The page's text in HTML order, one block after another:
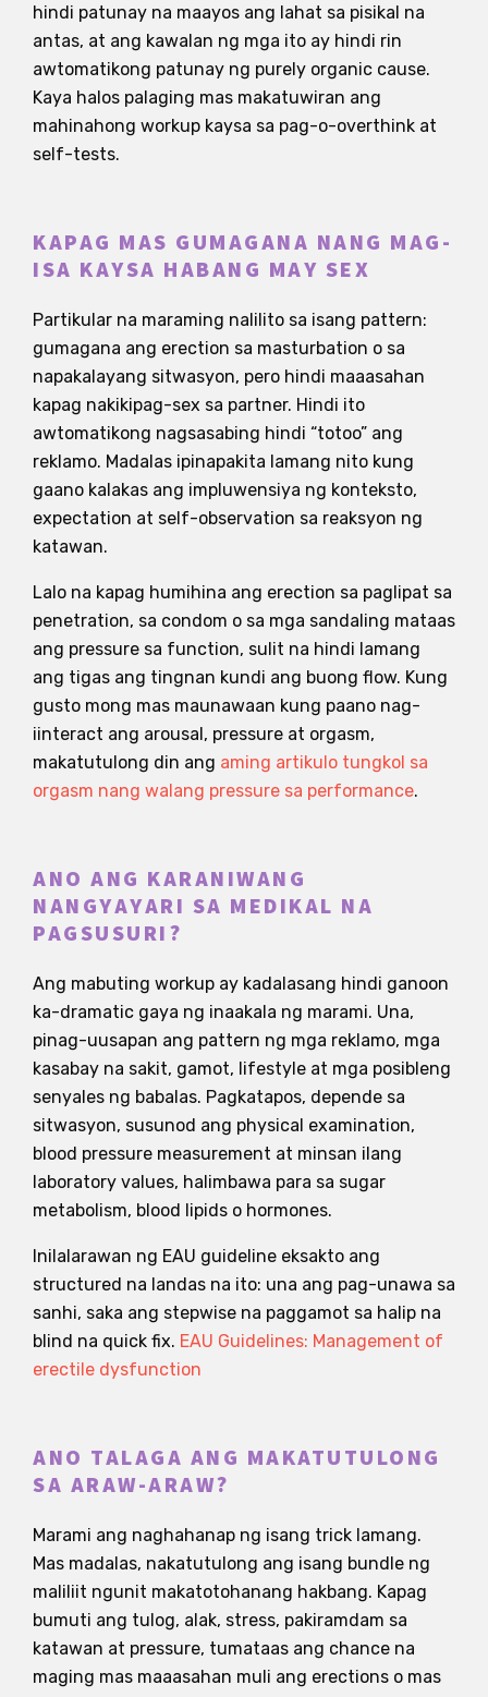
hindi patunay na maayos ang lahat sa pisikal na
antas, at ang kawalan ng mga ito ay hindi rin
awtomatikong patunay ng purely organic cause.
Kaya halos palaging mas makatuwiran ang
mahinahong workup kaysa sa pag-o-overthink at
self-tests.
KAPAG MAS GUMAGANA NANG MAG-
ISA KAYSA HABANG MAY SEX
Partikular na maraming nalilito sa isang pattern:
gumagana ang erection sa masturbation o sa
napakalayang sitwasyon, pero hindi maaasahan
kapag nakikipag-sex sa partner. Hindi ito
awtomatikong nagsasabing hindi “totoo” ang
reklamo. Madalas ipinapakita lamang nito kung
gaano kalakas ang impluwensiya ng konteksto,
expectation at self-observation sa reaksyon ng
katawan.
Lalo na kapag humihina ang erection sa paglipat sa
penetration, sa condom o sa mga sandaling mataas
ang pressure sa function, sulit na hindi lamang
ang tigas ang tingnan kundi ang buong flow. Kung
gusto mong mas maunawaan kung paano nag-
iinteract ang arousal, pressure at orgasm,
makatutulong din ang aming artikulo tungkol sa
orgasm nang walang pressure sa performance.
ANO ANG KARANIWANG
NANGYAYARI SA MEDIKAL NA
PAGSUSURI?
Ang mabuting workup ay kadalasang hindi ganoon
ka-dramatic gaya ng inaakala ng marami. Una,
pinag-uusapan ang pattern ng mga reklamo, mga
kasabay na sakit, gamot, lifestyle at mga posibleng
senyales ng babalas. Pagkatapos, depende sa
sitwasyon, susunod ang physical examination,
blood pressure measurement at minsan ilang
laboratory values, halimbawa para sa sugar
metabolism, blood lipids o hormones.
Inilalarawan ng EAU guideline eksakto ang
structured na landas na ito: una ang pag-unawa sa
sanhi, saka ang stepwise na paggamot sa halip na
blind na quick fix. EAU Guidelines: Management of
erectile dysfunction
ANO TALAGA ANG MAKATUTULONG
SA ARAW-ARAW?
Marami ang naghahanap ng isang trick lamang.
Mas madalas, nakatutulong ang isang bundle ng
maliliit ngunit makatotohanang hakbang. Kapag
bumuti ang tulog, alak, stress, pakiramdam sa
katawan at pressure, tumataas ang chance na
maging mas maaasahan muli ang erections o mas